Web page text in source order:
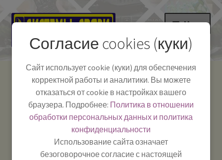
Перейти
навигации
Перейти
содержимому
Меню
Как пользоваться
Полезная информация
Системы Связи:
г. Красноярск, ул.
Работаем:Пн-Пт:
10:00–18:00
-
Телефон:+7-
391-249-1040
Тел.|WA|Telegram:
+79029904090
Согласие cookies (куки)
Сайт использует cookie (куки) для обеспечения
корректной работы и аналитики. Вы можете
отказаться от cookie в настройках вашего
браузера. Подробнее: Политика в отношении
обработки персональных данных и политика
конфиденциальности
Использование сайта означает
безоговорочное согласие с настоящей